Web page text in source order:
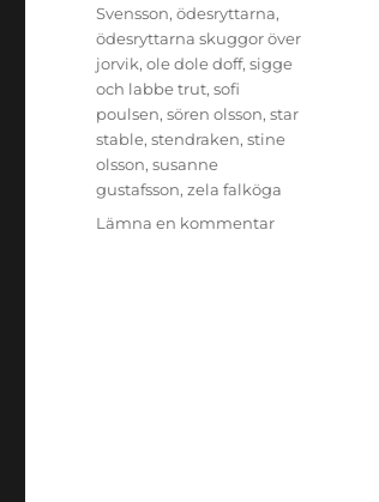
Svensson,ödesryttarna,
ödesryttarna skuggor över
jorvik,ole dole doff,sigge
och labbe trut,sofi
poulsen,sören olsson,star
stable,stendraken,stine
olsson,susanne
gustafsson,zela falköga
Lämna en kommentartill